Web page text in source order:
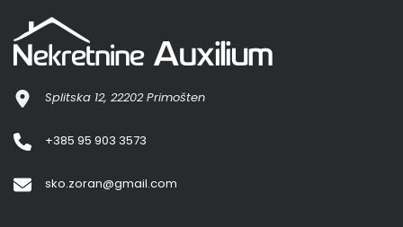
Splitska 12, 22202 Primošten
+385 95 903 3573
sko.zoran@gmail.com